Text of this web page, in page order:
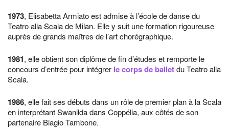
1973, Elisabetta Armiato est admise à l’école de danse du
Teatro alla Scala de Milan. Elle y suit une formation rigoureuse
auprès de grands maîtres de l’art chorégraphique.
1981, elle obtient son diplôme de fin d’études et remporte le
concours d’entrée pour intégrer le corps de balletdu Teatro alla
Scala.
1986, elle fait ses débuts dans un rôle de premier plan à la Scala
en interprétant Swanilda dans Coppélia, aux côtés de son
partenaire Biagio Tambone.